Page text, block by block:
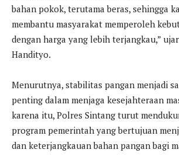
bahan pokok, terutama beras, sehingga
membantu masyarakat memperoleh
dengan harga yang lebih terjangkau,”
Handityo.
Menurutnya, stabilitas pangan menjadi
penting dalam menjaga kesejahteraan
karena itu, Polres Sintang turut
program pemerintah yang bertujuan
dan keterjangkauan bahan pangan bagi